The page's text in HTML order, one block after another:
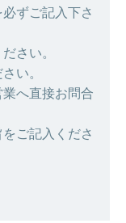
ずご記入下さ
さい。
い。
業へ直接お問合
ご記入くださ